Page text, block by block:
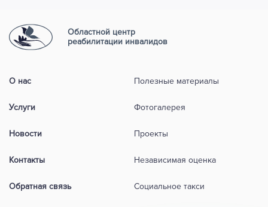
Областной центр
реабилитации инвалидов
О нас
Услуги
Новости
Контакты
Обратная связь
Полезные материалы
Фотогалерея
Проекты
Независимая оценка
Социальное такси